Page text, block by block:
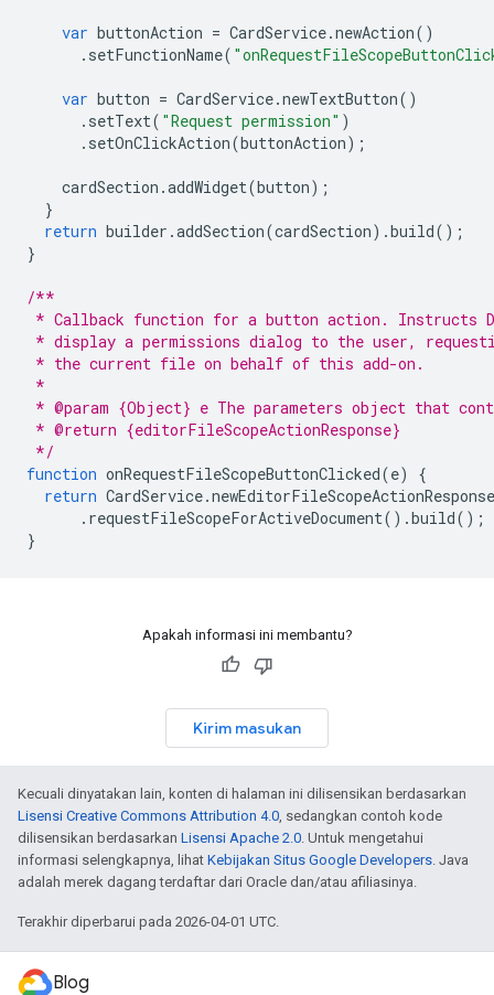
var buttonAction = CardService.newAction()
. setFunctionName(
var button = CardService.newTextButton()
. setText( "Request permission" )
. setOnClickAction(buttonAction);
cardSection .addWidget(button);
}
return builder .addSection(cardSection).build();
}
/**
* Callback function for a button action. Instructs
* display a permissions dialog to the user,
* the current file on behalf of this add-on.
*
* @param {Object} e The parameters object that
* @return {editorFileScopeActionResponse}
*/
function onRequestFileScopeButtonClicked(e)
{
return CardService.
. requestFileScopeForActiveDocument().build();
}
Apakah informasi ini membantu?
Kirim masukan
Kecuali dinyatakan lain, konten di halaman ini dilisensikan berdasarkan
Lisensi Creative Commons Attribution 4.0, sedangkan contoh kode
dilisensikan berdasarkan Lisensi Apache 2.0. Untuk mengetahui
informasi selengkapnya, lihat Kebijakan Situs Google Developers. Java
adalah merek dagang terdaftar dari Oracle dan/atau afiliasinya.
Terakhir diperbarui pada 2026-04-01 UTC.
Blog